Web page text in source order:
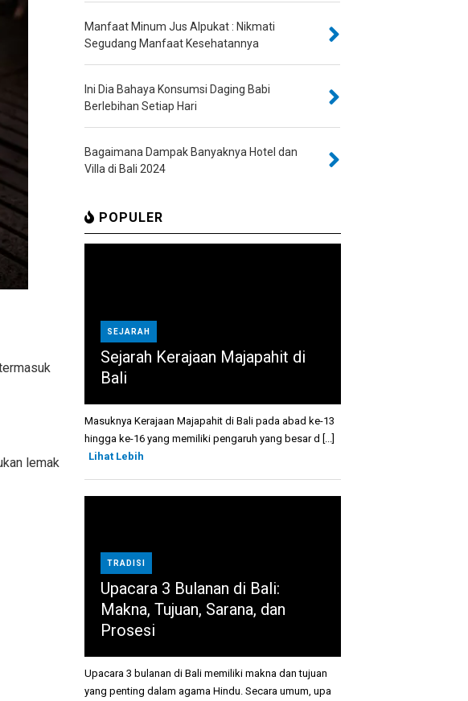
lemak
Manfaat Minum Jus Alpukat : Nikmati
Segudang Manfaat Kesehatannya
Ini Dia Bahaya Konsumsi Daging Babi
Berlebihan Setiap Hari
Bagaimana Dampak Banyaknya Hotel dan
Villa di Bali 2024
POPULER
SEJARAH
Sejarah Kerajaan Majapahit di
Bali
Masuknya Kerajaan Majapahit di Bali pada abad ke-13
hingga ke-16 yang memiliki pengaruh yang besar d [...]
Lihat Lebih
TRADISI
Upacara 3 Bulanan di Bali:
Makna, Tujuan, Sarana, dan
Prosesi
Upacara 3 bulanan di Bali memiliki makna dan tujuan
yang penting dalam agama Hindu. Secara umum, upa